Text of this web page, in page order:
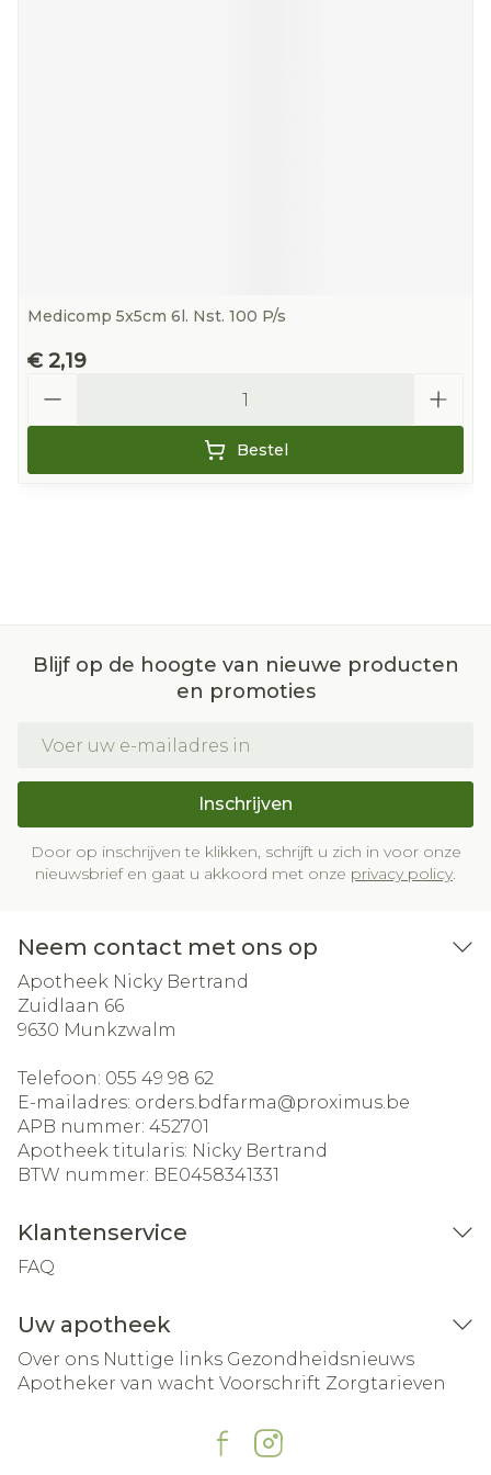
Medicomp 5x5cm 6l. Nst. 100 P/s
€ 2,19
Bestel
Blijf op de hoogte van nieuwe producten
en promoties
Inschrijven
Door op inschrijven te klikken, schrijft u zich in voor onze
nieuwsbrief en gaat u akkoord met onze privacy policy.
Neem contact met ons op
Apotheek Nicky Bertrand
Zuidlaan 66
9630 Munkzwalm
Telefoon: 055 49 98 62
E-mailadres: orders.bdfarma@proximus.be
APB nummer: 452701
Apotheek titularis: Nicky Bertrand
BTW nummer: BE0458341331
Klantenservice
FAQ
Uw apotheek
Over ons Nuttige links Gezondheidsnieuws
Apotheker van wacht Voorschrift Zorgtarieven